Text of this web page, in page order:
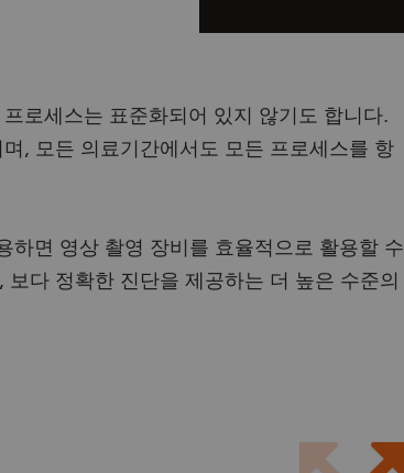
로세스는 표준화되어 있지 않기도 합니다.
, 모든 의료기간에서도 모든 프로세스를 항
하면 영상 촬영 장비를 효율적으로 활용할 수
다 정확한 진단을 제공하는 더 높은 수준의